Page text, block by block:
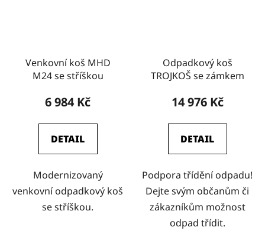
Venkovní koš MHD
M24 se stříškou
6 984 Kč
DETAIL
Modernizovaný
venkovní odpadkový koš
se stříškou.
Odpadkový koš
TROJKOŠ se zámkem
14 976 Kč
DETAIL
Podpora třídění odpadu!
Dejte svým občanům či
zákazníkům možnost
odpad třídit.